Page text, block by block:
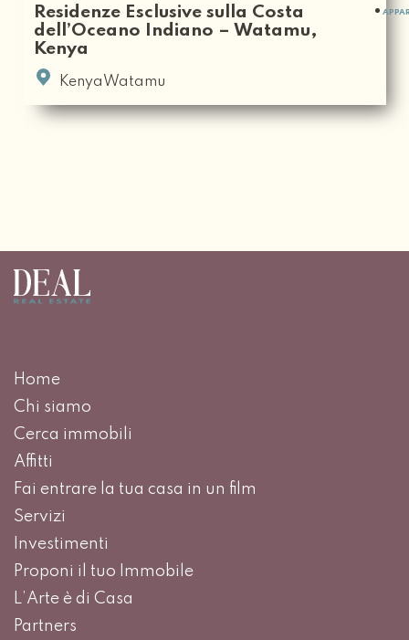
Residenze Esclusive sulla Costa
dell’Oceano Indiano – Watamu,
Kenya
KenyaWatamu
Home
Chi siamo
Cerca immobili
Affitti
Fai entrare la tua casa in un film
Servizi
Investimenti
Proponi il tuo Immobile
L’Arte è di Casa
Partners